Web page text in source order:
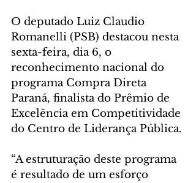
O deputado Luiz Claudio
Romanelli (PSB) destacou nesta
sexta-feira, dia 6, o
reconhecimento nacional do
programa Compra Direta
Paraná, finalista do Prêmio de
Excelência em Competitividade
do Centro de Liderança Pública.
“A estruturação deste programa
é resultado de um esforço